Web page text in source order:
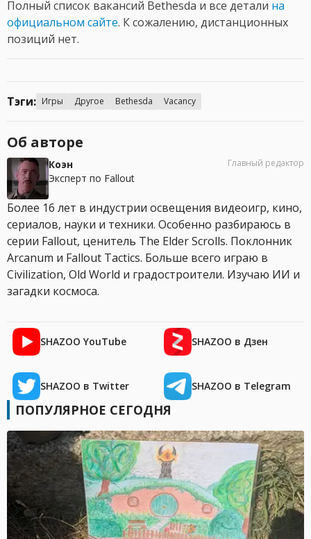
Полный список вакансий Bethesda и все детали на
официальном сайте. К сожалению, дистанционных
позиций нет.
Тэги: Игры Другое Bethesda Vacancy
Об авторе
Коэн
Эксперт по Fallout
Главный редактор
Более 16 лет в индустрии освещения видеоигр, кино,
сериалов, науки и техники. Особенно разбираюсь в
серии Fallout, ценитель The Elder Scrolls. Поклонник
Arcanum и Fallout Tactics. Больше всего играю в
Civilization, Old World и градостроители. Изучаю ИИ и
загадки космоса.
SHAZOO YouTube SHAZOO в Дзен
SHAZOO в Twitter SHAZOO в Telegram
ПОПУЛЯРНОЕ СЕГОДНЯ